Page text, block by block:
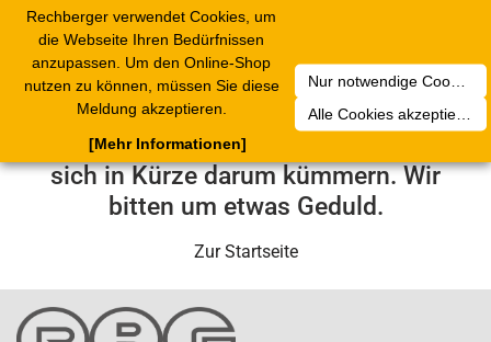
Rechberger verwendet Cookies, um
die Webseite Ihren Bedürfnissen
anzupassen. Um den Online-Shop
nutzen zu können, müssen Sie diese
Meldung akzeptieren.
Nur notwendige Cookies akzeptieren
Alle Cookies akzeptieren
[Mehr Informationen]
Leider ist ein technischer Fehler
aufgetreten. Unser Service-Team wird
sich in Kürze darum kümmern. Wir
bitten um etwas Geduld.
Zur Startseite